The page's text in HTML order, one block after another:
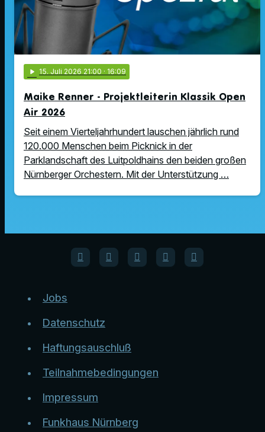
play_arrow 15. Juli 2026 21:00 · 16:09
Maike Renner - Projektleiterin Klassik Open
Air 2026
Seit einem Vierteljahrhundert lauschen jährlich rund
120.000 Menschen beim Picknick in der
Parklandschaft des Luitpoldhains den beiden großen
Nürnberger Orchestern. Mit der Unterstützung …
Jobs
Datenschutz
Haftungsauschluß
Teilnahmebedingungen
Impressum
Funkhaus Nürnberg